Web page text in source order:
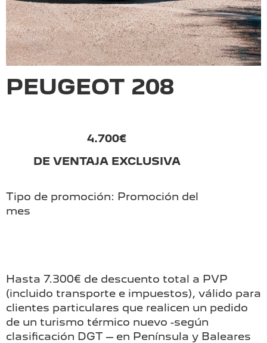
PEUGEOT 208
4.700€
DE VENTAJA EXCLUSIVA
Tipo de promoción: Promoción del
mes
Hasta 7.300€ de descuento total a PVP
(incluido transporte e impuestos), válido para
clientes particulares que realicen un pedido
de un turismo térmico nuevo -según
clasificación DGT – en Península y Baleares